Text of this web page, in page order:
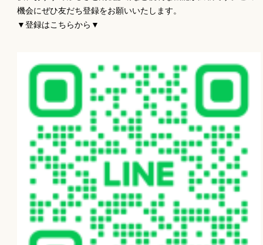
機会にぜひ友だち登録をお願いいたします。
▼登録はこちらから▼